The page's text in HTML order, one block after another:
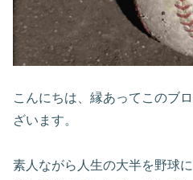
こんにちは、縁あってこのブ
ざいます。
素人ながら人生の大半を野球